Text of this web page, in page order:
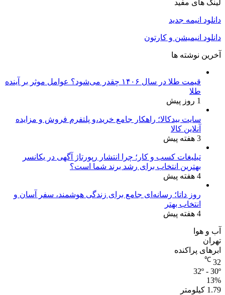
لینک های مفید
دانلود انیمه جدید
دانلود انیمیشن و کارتون
آخرین نوشته ها
قیمت طلا در سال ۱۴۰۶ چقدر می‌شود؟ عوامل موثر بر آینده
طلا
1 روز پیش
سایت بیدکالا؛ راهکار جامع خرید،و پلتفرم فروش و مزایده
آنلاین کالا
3 هفته پیش
تبلیغات کسب و کار؛ چرا انتشار رپورتاژ آگهی در یکانسر
بهترین انتخاب برای رشد برند شما است؟
4 هفته پیش
روز داتا؛ رسانه‌ای جامع برای زندگی هوشمند، سفر آسان و
انتخاب بهتر
4 هفته پیش
آب و هوا
تهران
ابرهای پراکنده
32
℃
32º - 30º
13%
1.79 کیلومتر